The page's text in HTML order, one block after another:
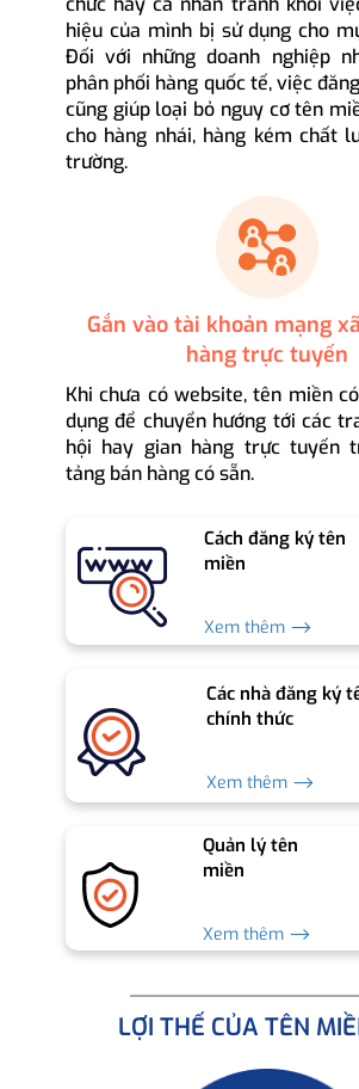
hiệu của mình bị sử dụng cho
Đối với những doanh nghiệp
phân phối hàng quốc tế, việc
cũng giúp loại bỏ nguy cơ tên
cho hàng nhái, hàng kém chất
trường.
Gắn vào tài khoản mạng
hàng trực tuyến
Khi chưa có website, tên miền
dụng để chuyển hướng tới các
hội hay gian hàng trực tuyến
tảng bán hàng có sẵn.
Cách đăng ký tên
miền
Xem thêm ⟶
Các nhà đăng ký
chính thức
Xem thêm ⟶
Quản lý tên
miền
Xem thêm ⟶
LỢI THẾ CỦA TÊN